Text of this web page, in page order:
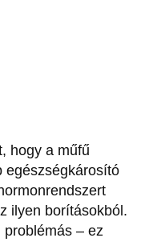
hogy a műfű
egészségkárosító
ilyen borításokból.
problémás – ez